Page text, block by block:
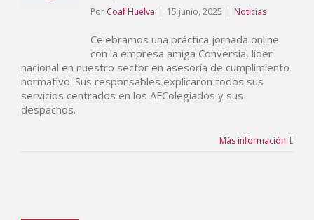
Por Coaf Huelva | 15 junio, 2025 | Noticias
Celebramos una práctica jornada online
con la empresa amiga Conversia, líder
nacional en nuestro sector en asesoría de cumplimiento
normativo. Sus responsables explicaron todos sus
servicios centrados en los AFColegiados y sus
despachos.
Más información